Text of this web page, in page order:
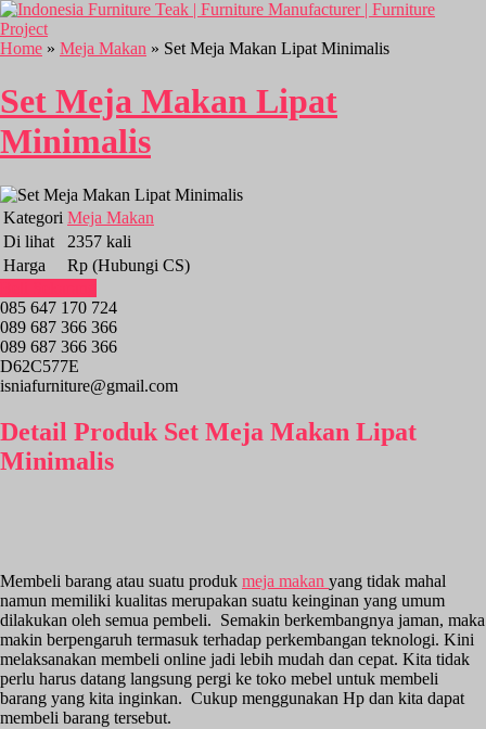
Home » Meja Makan » Set Meja Makan Lipat Minimalis
Set Meja Makan Lipat
Minimalis
Kategori Meja Makan
Di lihat
2357 kali
Harga
Rp (Hubungi CS)
085 647 170 724
089 687 366 366
089 687 366 366
D62C577E
isniafurniture@gmail.com
Detail Produk Set Meja Makan Lipat
Minimalis
Membeli barang atau suatu produk meja makan yang tidak mahal
namun memiliki kualitas merupakan suatu keinginan yang umum
dilakukan oleh semua pembeli. Semakin berkembangnya jaman, maka
makin berpengaruh termasuk terhadap perkembangan teknologi. Kini
melaksanakan membeli online jadi lebih mudah dan cepat. Kita tidak
perlu harus datang langsung pergi ke toko mebel untuk membeli
barang yang kita inginkan. Cukup menggunakan Hp dan kita dapat
membeli barang tersebut.